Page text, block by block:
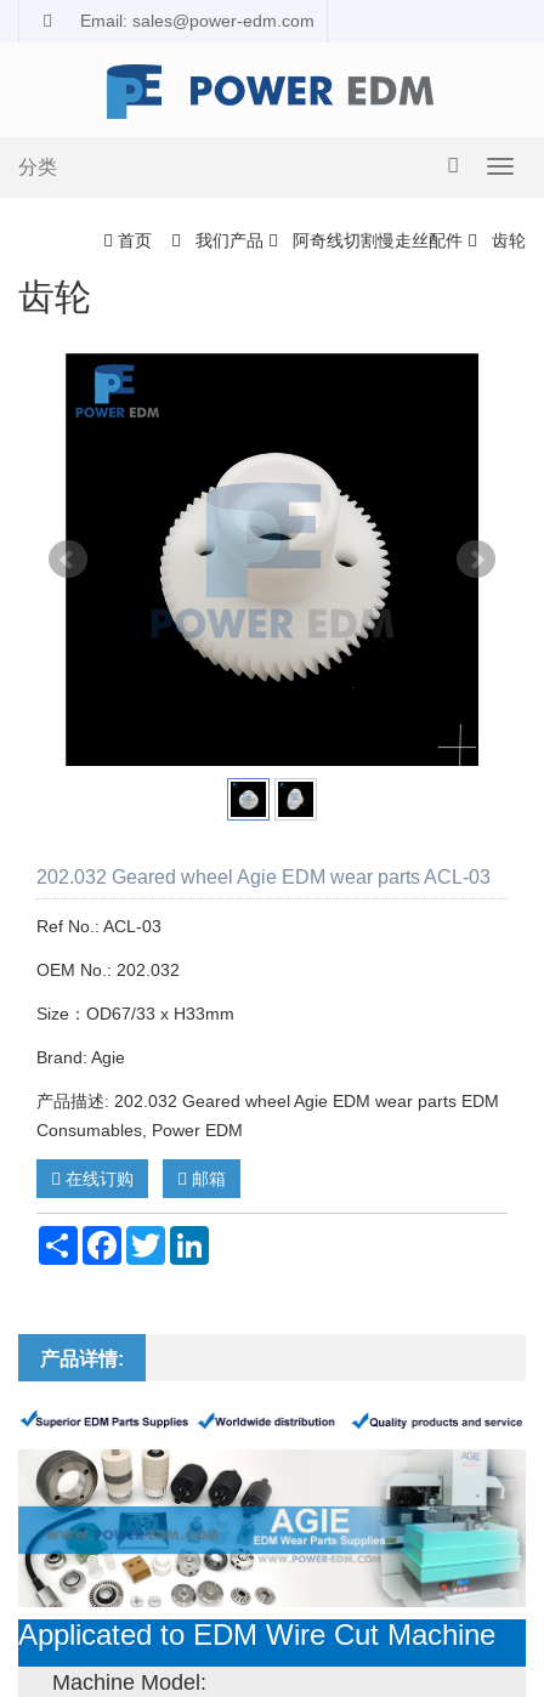
Email: sales@power-edm.com
导
换
分类
首页 我们产品 阿奇线切割慢走丝配件 齿轮
齿轮
202.032 Geared wheel Agie EDM wear parts ACL-03
Ref No.: ACL-03
OEM No.: 202.032
Size：OD67/33 x H33mm
Brand: Agie
产品描述: 202.032 Geared wheel Agie EDM wear parts EDM
Consumables, Power EDM
在线订购 邮箱
Share FacebookTwitter
产品详情:
Applicated to EDM Wire Cut Machine
Machine Model: